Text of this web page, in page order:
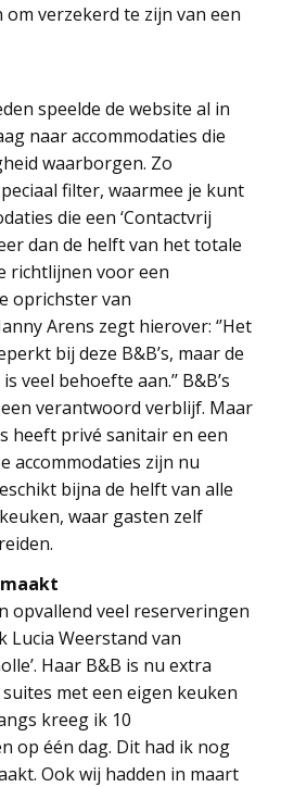
verzekerd te zijn van een
speelde de website al in
naar accommodaties die
waarborgen. Zo
filter, waarmee je kunt
die een ‘Contactvrij
dan de helft van het totale
richtlijnen voor een
oprichster van
Arens zegt hierover: ‘’Het
bij deze B&B’s, maar de
veel behoefte aan.’’ B&B’s
verantwoord verblijf. Maar
heeft privé sanitair en een
accommodaties zijn nu
bijna de helft van alle
waar gasten zelf
opvallend veel reserveringen
Lucia Weerstand van
Haar B&B is nu extra
suites met een eigen keuken
kreeg ik 10
op één dag. Dit had ik nog
Ook wij hadden in maart